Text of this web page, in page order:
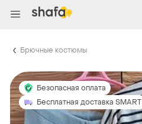
Брючные костюмы
Безопасная оплата
Бесплатная доставка SMART